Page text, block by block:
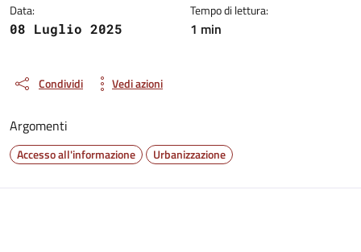
Data:
08 Luglio 2025
Tempo di lettura:
1 min
Condividi Vedi azioni
Argomenti
Accesso all'informazione Urbanizzazione